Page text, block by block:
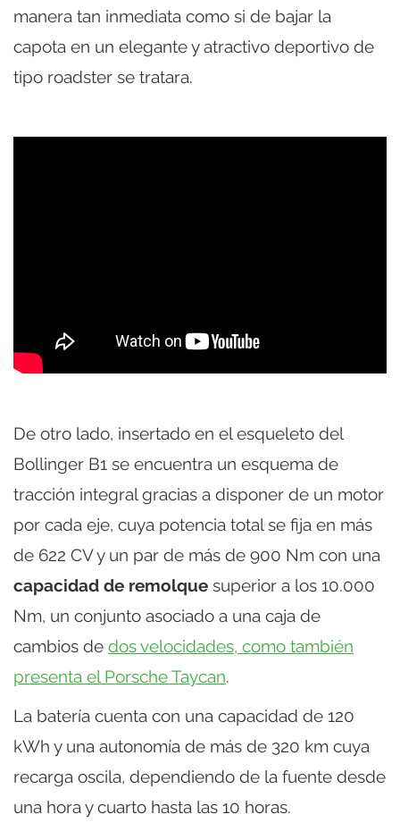
manera tan inmediata como si de bajar la
capota en un elegante y atractivo deportivo de
tipo roadster se tratara.
De otro lado, insertado en el esqueleto del
Bollinger B1 se encuentra un esquema de
tracción integral gracias a disponer de un motor
por cada eje, cuya potencia total se fija en más
de 622 CV y un par de más de 900 Nm con una
capacidad de remolque superior a los 10.000
Nm, un conjunto asociado a una caja de
cambios de dos velocidades, como también
presenta el Porsche Taycan.
La batería cuenta con una capacidad de 120
kWh y una autonomía de más de 320 km cuya
recarga oscila, dependiendo de la fuente desde
una hora y cuarto hasta las 10 horas.